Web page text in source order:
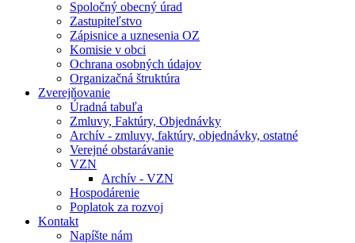
Spoločný obecný úrad
Zastupiteľstvo
Zápisnice a uznesenia OZ
Komisie v obci
Ochrana osobných údajov
Organizačná štruktúra
Zverejňovanie
Úradná tabuľa
Zmluvy, Faktúry, Objednávky
Archív - zmluvy, faktúry, objednávky, ostatné
Verejné obstarávanie
VZN
Archív - VZN
Hospodárenie
Poplatok za rozvoj
Kontakt
Napíšte nám